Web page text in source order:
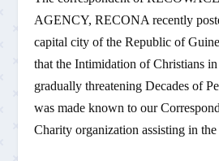
AGENCY, RECONA recently
capital city of the Republic of
that the Intimidation of Christians
gradually threatening Decades of
was made known to our
Charity organization assisting in the